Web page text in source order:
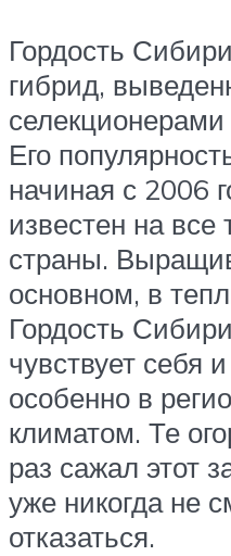
Гордость
гибрид,
Его
начиная с 2006
известен на
страны.
основном, в
Гордость
чувствует себя
особенно в
климатом. Те
раз сажал этот
уже никогда не
отказаться.